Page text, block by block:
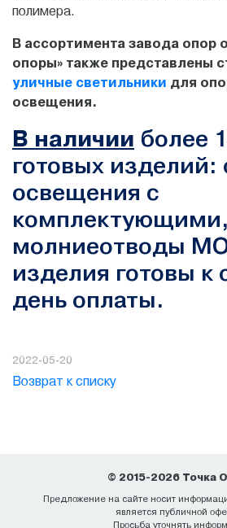
полимера.
В ассортимента завода опор
опоры» также представлены
уличные светильники для
освещения.
В наличии более
готовых изделий:
освещения с
молниеотводы
изделия готовы к
день оплаты.
2022-05-20
Возврат к списку
© 2015-2026 Точка
Предложение на сайте носит
является публичной
Просьба уточнять